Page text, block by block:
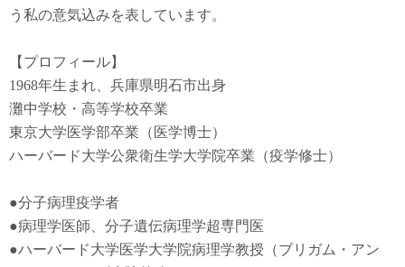
う私の意気込みを表しています。
【プロフィール】
1968年生まれ、兵庫県明石市出身
灘中学校・高等学校卒業
東京大学医学部卒業（医学博士）
ハーバード大学公衆衛生学大学院卒業（疫学修士）
●分子病理疫学者
●病理学医師、分子遺伝病理学超専門医
●ハーバード大学医学大学院病理学教授（ブリガム・アン